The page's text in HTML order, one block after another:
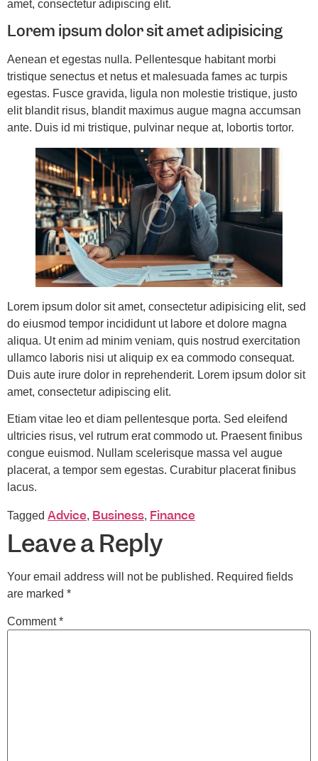
amet, consectetur adipiscing elit.
Lorem ipsum dolor sit amet adipisicing
Aenean et egestas nulla. Pellentesque habitant morbi
tristique senectus et netus et malesuada fames ac turpis
egestas. Fusce gravida, ligula non molestie tristique, justo
elit blandit risus, blandit maximus augue magna accumsan
ante. Duis id mi tristique, pulvinar neque at, lobortis tortor.
Lorem ipsum dolor sit amet, consectetur adipisicing elit, sed
do eiusmod tempor incididunt ut labore et dolore magna
aliqua. Ut enim ad minim veniam, quis nostrud exercitation
ullamco laboris nisi ut aliquip ex ea commodo consequat.
Duis aute irure dolor in reprehenderit. Lorem ipsum dolor sit
amet, consectetur adipiscing elit.
Etiam vitae leo et diam pellentesque porta. Sed eleifend
ultricies risus, vel rutrum erat commodo ut. Praesent finibus
congue euismod. Nullam scelerisque massa vel augue
placerat, a tempor sem egestas. Curabitur placerat finibus
lacus.
Tagged Advice, Business, Finance
Leave a Reply
Your email address will not be published. Required fields
are marked *
Comment*